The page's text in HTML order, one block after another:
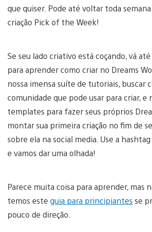
que quiser. Pode até voltar toda
criação Pick of the Week!
Se seu lado criativo está coçando, vá
para aprender como criar no Dreams
nossa imensa suíte de tutoriais, buscar
comunidade que pode usar para criar, e
templates para fazer seus próprios
montar sua primeira criação no fim de
sobre ela na social media. Use a
e vamos dar uma olhada!
Parece muita coisa para aprender, mas
temos este guia para principiantes se
pouco de direção.